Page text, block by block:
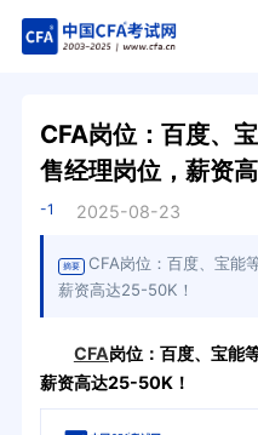
CFA岗位：百度、
售经理岗位，薪资
-1 2025-08-23
摘要
CFA岗位：百度、宝能
薪资高达25-50K！
CFA岗位：百度、宝能
薪资高达25-50K！